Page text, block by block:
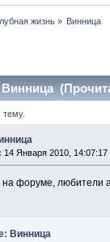
жизнь» Винница
тему.
: 14 Января 2010, 14:07:17
на форуме, любители
Винница